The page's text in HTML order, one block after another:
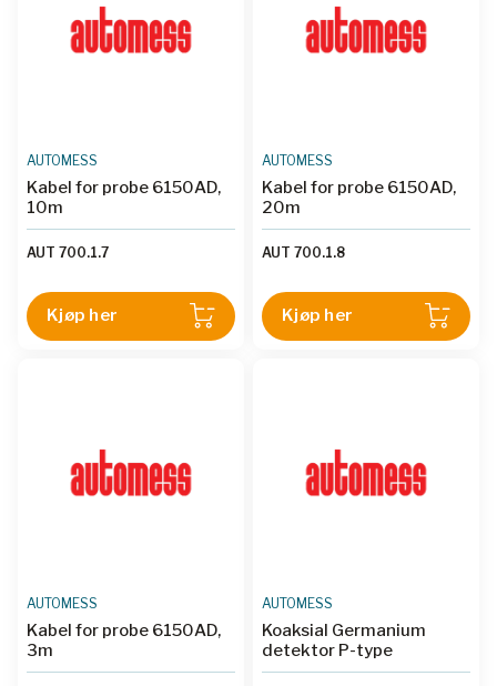
AUTOMESS
Kabel for probe 6150AD,
10m
AUT 700.1.7
Kjøp her
AUTOMESS
Kabel for probe 6150AD,
20m
AUT 700.1.8
Kjøp her
AUTOMESS
Kabel for probe 6150AD,
3m
AUTOMESS
Koaksial Germanium
detektor P-type